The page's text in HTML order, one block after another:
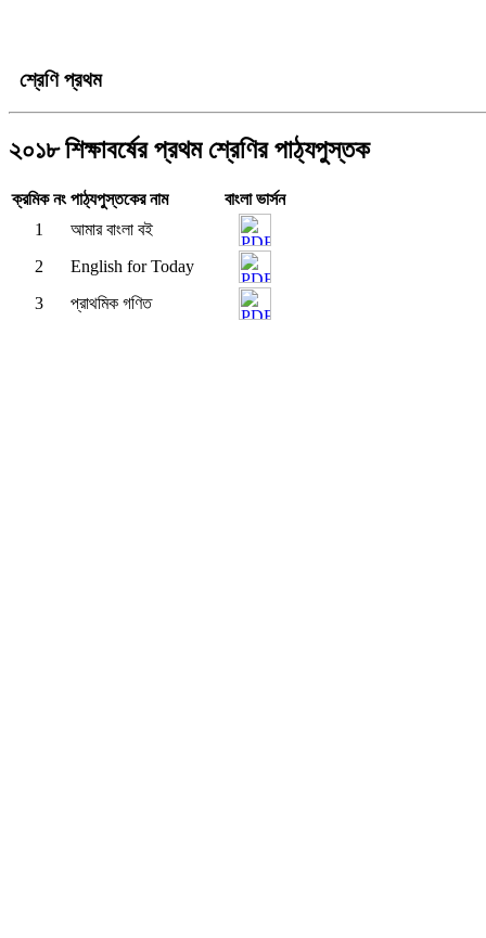
শ্রেণি প্রথম
২০১৮ শিক্ষাবর্ষের প্রথম শ্রেণির পাঠ্যপুস্তক
ক্রমিক নং পাঠ্যপুস্তকের নাম
বাংলা ভার্সন
1
আমার বাংলা বই
2
English for Today
3
প্রাথমিক গণিত